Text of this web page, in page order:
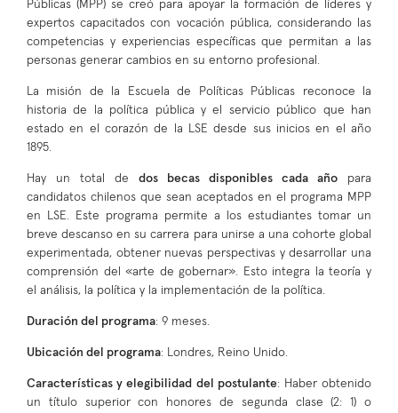
Públicas (MPP) se creó para apoyar la formación de líderes y
expertos capacitados con vocación pública, considerando ​​las
competencias y experiencias específicas que permitan a las
personas generar cambios en su entorno profesional.
La misión de la Escuela de Políticas Públicas reconoce la
historia de la política pública y el servicio público que han
estado en el corazón de la LSE desde sus inicios en el año
1895.
Hay un total de dos becas disponibles cada año para
candidatos chilenos que sean aceptados en el programa MPP
en LSE. Este programa permite a los estudiantes tomar un
breve descanso en su carrera para unirse a una cohorte global
experimentada, obtener nuevas perspectivas y desarrollar una
comprensión del «arte de gobernar». Esto integra la teoría y
el análisis, la política y la implementación de la política.
Duración del programa: 9 meses.
Ubicación del programa: Londres, Reino Unido.
Características y elegibilidad del postulante: Haber obtenido
un título superior con honores de segunda clase (2: 1) o